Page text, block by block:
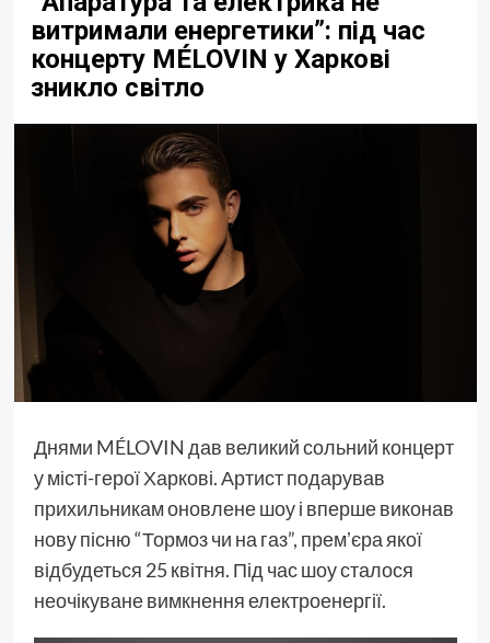
витримали енергетики”: під час
концерту MÉLOVIN у Харкові
зникло світло
Днями MÉLOVIN дав великий сольний концерт
у місті-герої Харкові. Артист подарував
прихильникам оновлене шоу і вперше виконав
нову пісню “Тормоз чи на газ”, премʼєра якої
відбудеться 25 квітня. Під час шоу сталося
неочікуване вимкнення електроенергії.